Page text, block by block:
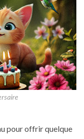
pour offrir quelque